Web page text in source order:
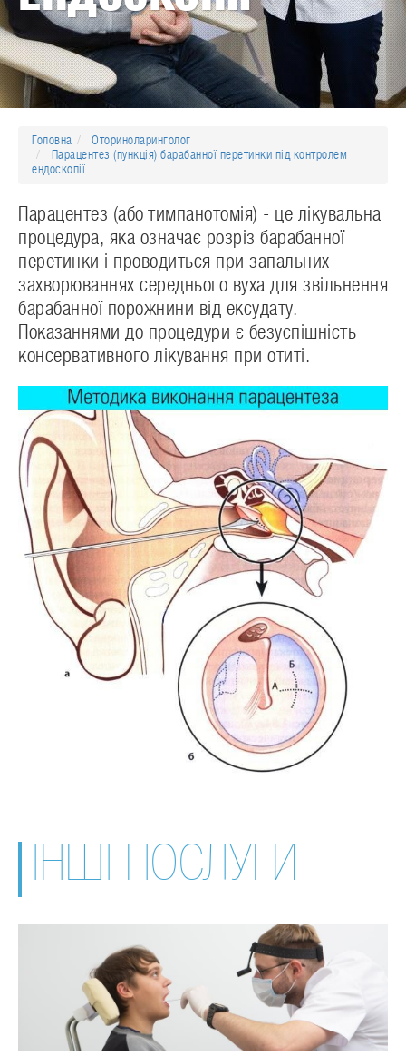
Головна
Оториноларинголог
Парацентез (пункція) барабанної перетинки під контролем
ендоскопії
Парацентез (або тимпанотомія) - це лікувальна
процедура, яка означає розріз барабанної
перетинки і проводиться при запальних
захворюваннях середнього вуха для звільнення
барабанної порожнини від ексудату.
Показаннями до процедури є безуспішність
консервативного лікування при отиті.
ІНШІ ПОСЛУГИ